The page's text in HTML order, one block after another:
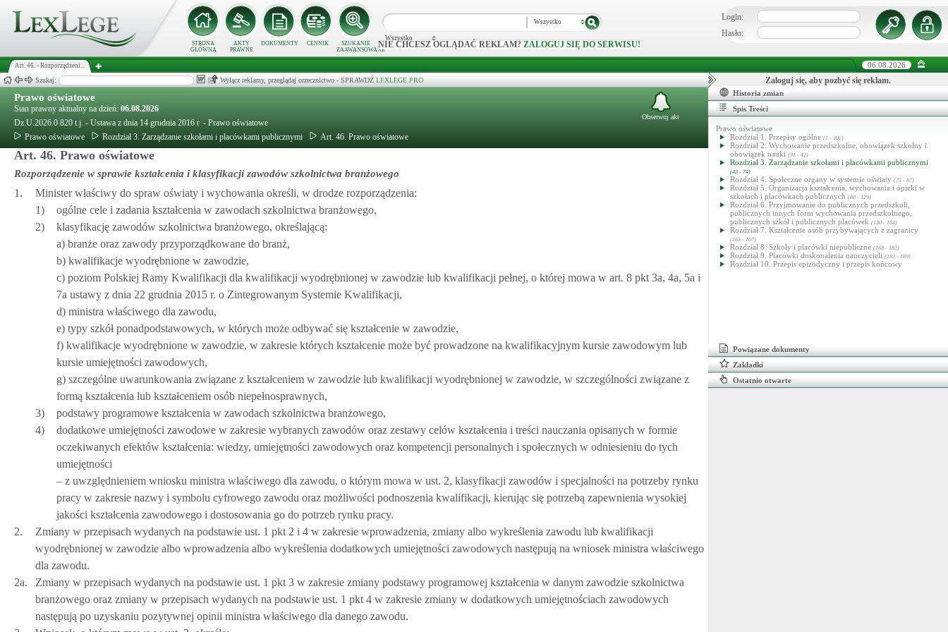
STRONA
GŁÓWNA
AKTY
PRAWNE
DOKUMENTY CENNIK
SZUKANIE
ZAAWANSOWANE
Wszystko
Wszystko
NIE CHCESZ OGLĄDAĆ REKLAM? ZALOGUJ SIĘ DO SERWISU!
Login:
Hasło:
Art. 46. - Rozporządzeni... 06.08.2026
Szukaj: Wyłącz reklamy, przeglądaj orzecznictwo - SPRAWDŹ LEXLEGE PRO
Prawo oświatowe
Stan prawny aktualny na dzień: 06.08.2026
Dz.U.2026.0.820 t.j. - Ustawa z dnia 14 grudnia 2016 r. - Prawo oświatowe
Prawo oświatowe
Rozdział 3. Zarządzanie szkołami i placówkami publicznymi Art. 46. Prawo oświatowe
Obserwuj akt
Art. 46. Prawo oświatowe
Rozporządzenie w sprawie kształcenia i klasyfikacji zawodów szkolnictwa branżowego
1.
Minister właściwy do spraw oświaty i wychowania określi, w drodze rozporządzenia:
1)
ogólne cele i zadania kształcenia w zawodach szkolnictwa branżowego,
2)
klasyfikację zawodów szkolnictwa branżowego, określającą:
a) branże oraz zawody przyporządkowane do branż,
b) kwalifikacje wyodrębnione w zawodzie,
c) poziom Polskiej Ramy Kwalifikacji dla kwalifikacji wyodrębnionej w zawodzie lub kwalifikacji pełnej, o której mowa w art. 8 pkt 3a, 4a, 5a i
7a ustawy z dnia 22 grudnia 2015 r. o Zintegrowanym Systemie Kwalifikacji,
d) ministra właściwego dla zawodu,
e) typy szkół ponadpodstawowych, w których może odbywać się kształcenie w zawodzie,
f) kwalifikacje wyodrębnione w zawodzie, w zakresie których kształcenie może być prowadzone na kwalifikacyjnym kursie zawodowym lub
kursie umiejętności zawodowych,
g) szczególne uwarunkowania związane z kształceniem w zawodzie lub kwalifikacji wyodrębnionej w zawodzie, w szczególności związane z
formą kształcenia lub kształceniem osób niepełnosprawnych,
3)
podstawy programowe kształcenia w zawodach szkolnictwa branżowego,
4)
dodatkowe umiejętności zawodowe w zakresie wybranych zawodów oraz zestawy celów kształcenia i treści nauczania opisanych w formie
oczekiwanych efektów kształcenia: wiedzy, umiejętności zawodowych oraz kompetencji personalnych i społecznych w odniesieniu do tych
umiejętności
– z uwzględnieniem wniosku ministra właściwego dla zawodu, o którym mowa w ust. 2, klasyfikacji zawodów i specjalności na potrzeby rynku
pracy w zakresie nazwy i symbolu cyfrowego zawodu oraz możliwości podnoszenia kwalifikacji, kierując się potrzebą zapewnienia wysokiej
jakości kształcenia zawodowego i dostosowania go do potrzeb rynku pracy.
2.
Zmiany w przepisach wydanych na podstawie ust. 1 pkt 2 i 4 w zakresie wprowadzenia, zmiany albo wykreślenia zawodu lub kwalifikacji
wyodrębnionej w zawodzie albo wprowadzenia albo wykreślenia dodatkowych umiejętności zawodowych następują na wniosek ministra właściwego
dla zawodu.
2a.
Zmiany w przepisach wydanych na podstawie ust. 1 pkt 3 w zakresie zmiany podstawy programowej kształcenia w danym zawodzie szkolnictwa
branżowego oraz zmiany w przepisach wydanych na podstawie ust. 1 pkt 4 w zakresie zmiany w dodatkowych umiejętnościach zawodowych
następują po uzyskaniu pozytywnej opinii ministra właściwego dla danego zawodu.
Zaloguj się, aby pozbyć się reklam.
Historia zmian
Spis Treści
Prawo oświatowe
Rozdział 1. Przepisy ogólne (1 - 30c)
Rozdział 2. Wychowanie przedszkolne, obowiązek szkolny i
obowiązek nauki (31 - 42)
Rozdział 3. Zarządzanie szkołami i placówkami publicznymi
(43 - 74)
Rozdział 4. Społeczne organy w systemie oświaty (75 - 87)
Rozdział 5. Organizacja kształcenia, wychowania i opieki w
szkołach i placówkach publicznych (88 - 129)
Rozdział 6. Przyjmowanie do publicznych przedszkoli,
publicznych innych form wychowania przedszkolnego,
publicznych szkół i publicznych placówek (130 - 164)
Rozdział 7. Kształcenie osób przybywających z zagranicy
(165 - 167)
Rozdział 8. Szkoły i placówki niepubliczne (168 - 182)
Rozdział 9. Placówki doskonalenia nauczycieli (183 - 189)
Rozdział 10. Przepis epizodyczny i przepis końcowy
Powiązane dokumenty
Zakładki
Ostatnio otwarte